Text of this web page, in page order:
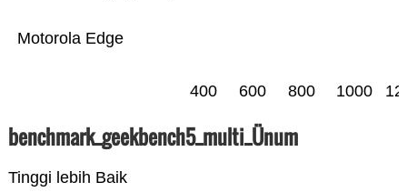
Motorola Edge
400 600 800 1000
benchmark_geekbench5_multi_Ünum
Tinggi lebih Baik